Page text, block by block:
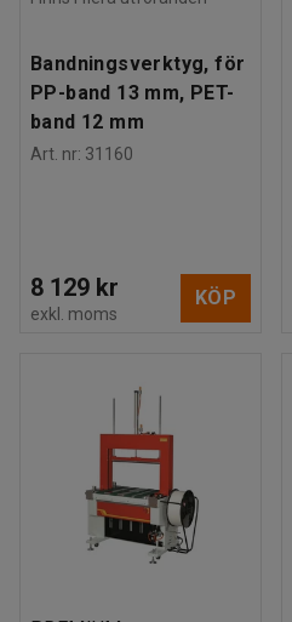
Bandningsverktyg, för
PP-band 13 mm, PET-
band 12 mm
Art. nr: 31160
8 129 kr
exkl. moms
KÖP